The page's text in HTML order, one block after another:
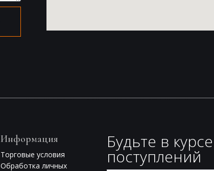
Информация
Торговые условия
Обработка личных
Будьте в
поступлений